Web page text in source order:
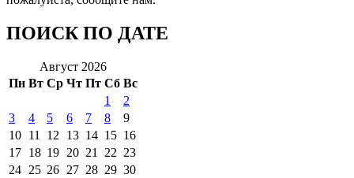
ПОИСК ПО ДАТЕ
Август 2026
Пн Вт Ср Чт Пт Сб Вс
1
2
3
4 5 6 7 8
9
10 11 12 13 14 15 16
17 18 19 20 21 22 23
24 25 26 27 28 29 30